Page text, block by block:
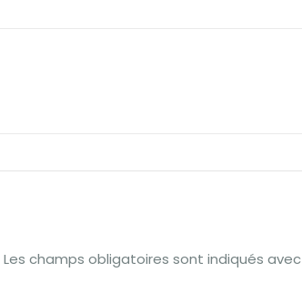
Les champs obligatoires sont indiqués avec